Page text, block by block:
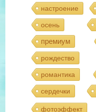
настроение
осень
премиум
рождество
романтика
сердечки
фотоэффект